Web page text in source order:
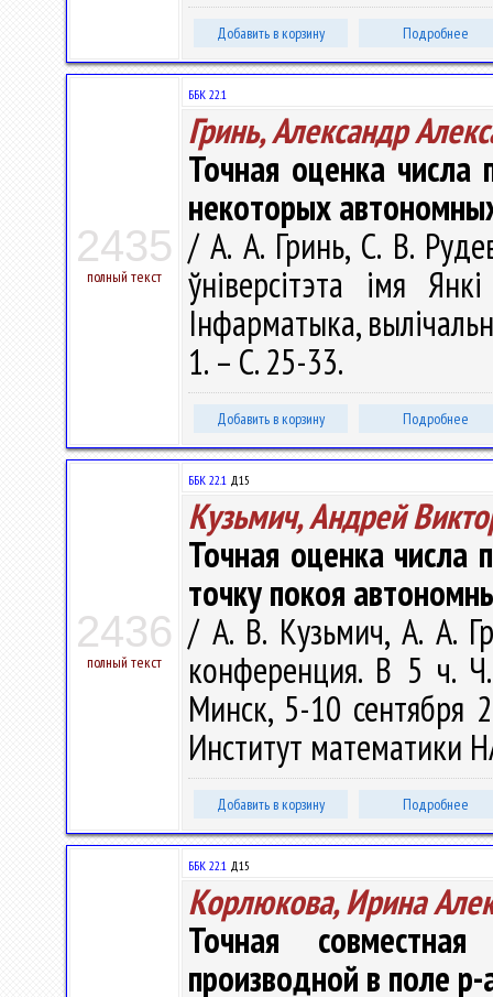
Добавить в корзину Подробнее
2435
полный текст
ББК 22.1
Гринь, Александр
Точная оценка
некоторых
/ А. А. Гринь, С. В.
ўніверсітэта імя
Інфарматыка,
1. – С. 25-33.
Добавить в корзину Подробнее
2436
полный текст
ББК 22.1 Д15
Кузьмич, Андрей
Точная оценка
точку покоя
/ А. В. Кузьмич, А. А.
конференция. В 5 ч.
Минск, 5-10 сентября
Институт математики
Добавить в корзину Подробнее
ББК 22.1 Д15
Корлюкова, Ирина
Точная
производной в поле